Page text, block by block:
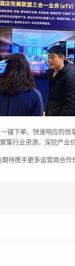
下单、快速响应的
行业资源，深挖产业
待携手更多运营商合